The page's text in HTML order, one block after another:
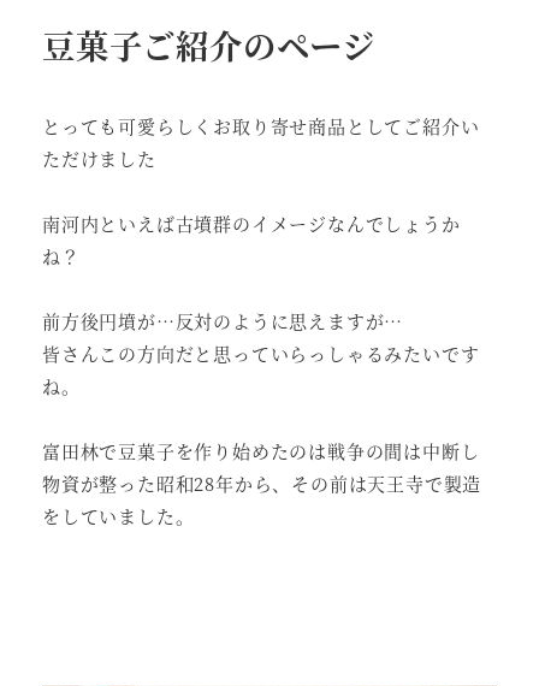
豆菓子ご紹介のページ
とっても可愛らしくお取り寄せ商品としてご紹介い
ただけました
南河内といえば古墳群のイメージなんでしょうか
ね？
前方後円墳が…反対のように思えますが…
皆さんこの方向だと思っていらっしゃるみたいです
ね。
富田林で豆菓子を作り始めたのは戦争の間は中断し
物資が整った昭和28年から、その前は天王寺で製造
をしていました。